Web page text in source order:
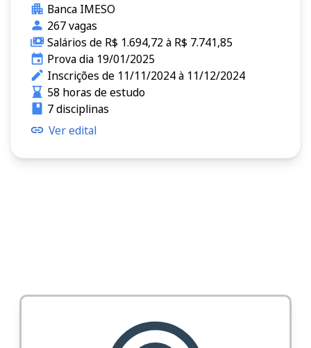
Banca IMESO
267 vagas
Salários de R$ 1.694,72 à R$ 7.741,85
Prova dia 19/01/2025
Inscrições de 11/11/2024 à 11/12/2024
58 horas de estudo
7 disciplinas
Ver edital